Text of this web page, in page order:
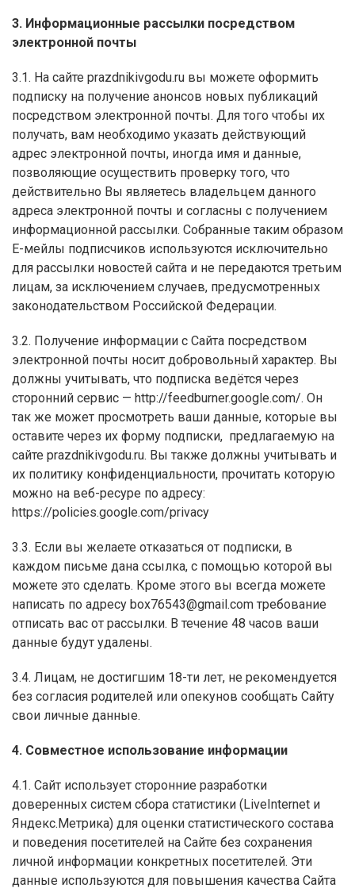
3. Информационные рассылки посредством
электронной почты
3.1. На сайте prazdnikivgodu.ru вы можете оформить
подписку на получение анонсов новых публикаций
посредством электронной почты. Для того чтобы их
получать, вам необходимо указать действующий
адрес электронной почты, иногда имя и данные,
позволяющие осуществить проверку того, что
действительно Вы являетесь владельцем данного
адреса электронной почты и согласны с получением
информационной рассылки. Собранные таким образом
Е-мейлы подписчиков используются исключительно
для рассылки новостей сайта и не передаются третьим
лицам, за исключением случаев, предусмотренных
законодательством Российской Федерации.
3.2. Получение информации с Сайта посредством
электронной почты носит добровольный характер. Вы
должны учитывать, что подписка ведётся через
сторонний сервис — http://feedburner.google.com/. Он
так же может просмотреть ваши данные, которые вы
оставите через их форму подписки, предлагаемую на
сайте prazdnikivgodu.ru. Вы также должны учитывать и
их политику конфиденциальности, прочитать которую
можно на веб-ресуре по адресу:
https://policies.google.com/privacy
3.3. Если вы желаете отказаться от подписки, в
каждом письме дана ссылка, с помощью которой вы
можете это сделать. Кроме этого вы всегда можете
написать по адресу box76543@gmail.com требование
отписать вас от рассылки. В течение 48 часов ваши
данные будут удалены.
3.4. Лицам, не достигшим 18-ти лет, не рекомендуется
без согласия родителей или опекунов сообщать Сайту
свои личные данные.
4. Совместное использование информации
4.1. Сайт использует сторонние разработки
доверенных систем сбора статистики (LiveInternet и
Яндекс.Метрика) для оценки статистического состава
и поведения посетителей на Сайте без сохранения
личной информации конкретных посетителей. Эти
данные используются для повышения качества Сайта